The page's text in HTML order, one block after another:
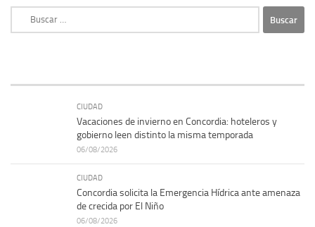
CIUDAD
Vacaciones de invierno en Concordia: hoteleros y
gobierno leen distinto la misma temporada
06/08/2026
CIUDAD
Concordia solicita la Emergencia Hídrica ante amenaza
de crecida por El Niño
06/08/2026